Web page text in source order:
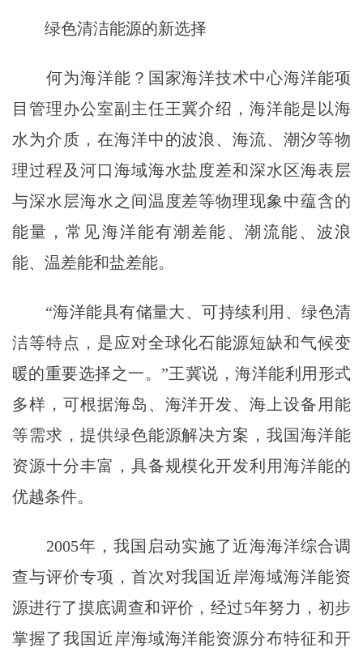
绿色清洁能源的新选择
何为海洋能？国家海洋技术中心海洋能项
目管理办公室副主任王冀介绍，海洋能是以海
水为介质，在海洋中的波浪、海流、潮汐等物
理过程及河口海域海水盐度差和深水区海表层
与深水层海水之间温度差等物理现象中蕴含的
能量，常见海洋能有潮差能、潮流能、波浪
能、温差能和盐差能。
“海洋能具有储量大、可持续利用、绿色清
洁等特点，是应对全球化石能源短缺和气候变
暖的重要选择之一。”王冀说，海洋能利用形式
多样，可根据海岛、海洋开发、海上设备用能
等需求，提供绿色能源解决方案，我国海洋能
资源十分丰富，具备规模化开发利用海洋能的
优越条件。
2005年，我国启动实施了近海海洋综合调
查与评价专项，首次对我国近岸海域海洋能资
源进行了摸底调查和评价，经过5年努力，初步
掌握了我国近岸海域海洋能资源分布特征和开